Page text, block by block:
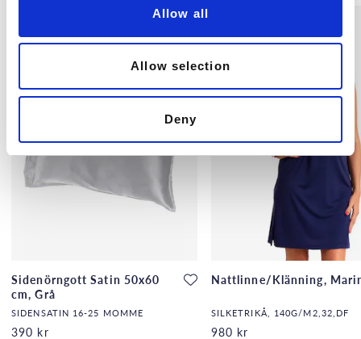
Allow all
Allow selection
Deny
Sidenörngott Satin 50x60
cm, Grå
SIDENSATIN 16-25 MOMME
390 kr
Nattlinne/Klänning,
SILKETRIKÅ, 140G/M2,32,DF
980 kr